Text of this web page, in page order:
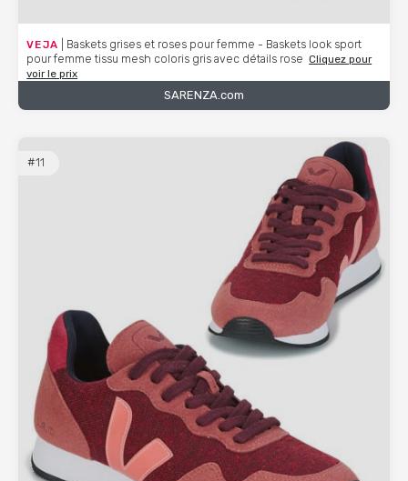
VEJA | Baskets grises et roses pour femme - Baskets look sport
pour femme tissu mesh coloris gris avec détails rose Cliquez pour
voir le prix
SARENZA.com
#11